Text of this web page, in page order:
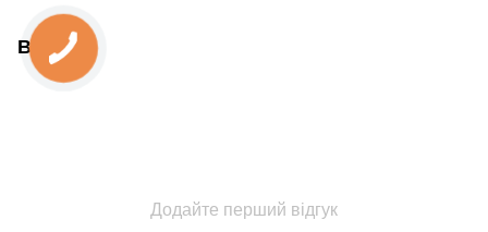
Відгуки
Додайте перший відгук